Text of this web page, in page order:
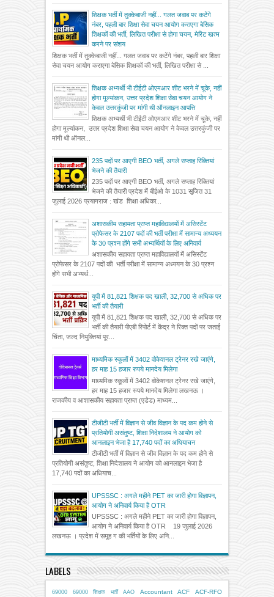
शिक्षक भर्ती में तुक्केबाजी नहीं... गलत जवाब पर कटेंगे
नंबर, पहली बार शिक्षा सेवा चयन आयोग कराएगा बेसिक
शिक्षकों की भर्ती, लिखित परीक्षा से होगा चयन, मेरिट खत्म
करने पर संशय
शिक्षक भर्ती में तुक्केबाजी नहीं... गलत जवाब पर कटेंगे नंबर, पहली बार शिक्षा
सेवा चयन आयोग कराएगा बेसिक शिक्षकों की भर्ती, लिखित परीक्षा से ...
शिक्षक अभ्यर्थी भी टीईटी ओएमआर शीट भरने में चूके, नहीं
होगा मूल्यांकन, उत्तर प्रदेश शिक्षा सेवा चयन आयोग ने
केवल उत्तरकुंजी पर मांगी थी ऑनलाइन आपत्ति
शिक्षक अभ्यर्थी भी टीईटी ओएमआर शीट भरने में चूके, नहीं
होगा मूल्यांकन, उत्तर प्रदेश शिक्षा सेवा चयन आयोग ने केवल उत्तरकुंजी पर
मांगी थी ऑनल...
235 पदों पर आएगी BEO भर्ती, अगले सप्ताह रिक्तियां
भेजने की तैयारी
235 पदों पर आएगी BEO भर्ती, अगले सप्ताह रिक्तियां
भेजने की तैयारी प्रदेश में बीईओ के 1031 सृजित 31
जुलाई 2026 प्रयागराज : खंड शिक्षा अधिका...
अशासकीय सहायता प्राप्त महाविद्यालयों में असिस्टेंट
प्रोफेसर के 2107 पदों की भर्ती परीक्षा में सामान्य अध्ययन
के 30 प्रश्न होंगे सभी अभ्यर्थियों के लिए अनिवार्य
अशासकीय सहायता प्राप्त महाविद्यालयों में असिस्टेंट
प्रोफेसर के 2107 पदों की भर्ती परीक्षा में सामान्य अध्ययन के 30 प्रश्न
होंगे सभी अभ्यर्थ...
यूपी में 81,821 शिक्षक पद खाली, 32,700 से अधिक पर
भर्ती की तैयारी
यूपी में 81,821 शिक्षक पद खाली, 32,700 से अधिक पर
भर्ती की तैयारी पीएबी रिपोर्ट में केंद्र ने रिक्त पदों पर जताई
चिंता, जल्द नियुक्तियां पूर...
माध्यमिक स्कूलों में 3402 वोकेशनल ट्रेनर रखे जाएंगे,
हर माह 15 हजार रुपये मानदेय मिलेगा
माध्यमिक स्कूलों में 3402 वोकेशनल ट्रेनर रखे जाएंगे,
हर माह 15 हजार रुपये मानदेय मिलेगा लखनऊ ।
राजकीय व आशासकीय सहायता प्राप्त (एडेड) माध्यम...
टीजीटी भर्ती में विज्ञान से जीव विज्ञान के पद कम होने से
प्रतियोगी असंतुष्ट, शिक्षा निदेशालय ने आयोग को
आनलाइन भेजा है 17,740 पदों का अधियाचन
टीजीटी भर्ती में विज्ञान से जीव विज्ञान के पद कम होने से
प्रतियोगी असंतुष्ट, शिक्षा निदेशालय ने आयोग को आनलाइन भेजा है
17,740 पदों का अधियाच...
UPSSSC : अगले महीने PET का जारी होगा विज्ञापन,
आयोग ने अनिवार्य किया है OTR
UPSSSC : अगले महीने PET का जारी होगा विज्ञापन,
आयोग ने अनिवार्य किया है OTR 19 जुलाई 2026
लखनऊ । प्रदेश में समूह ग की भर्तियों के लिए अनि...
LABELS
69000 69000 शिक्षक भर्ती AAO Accountant ACF ACF-RFO